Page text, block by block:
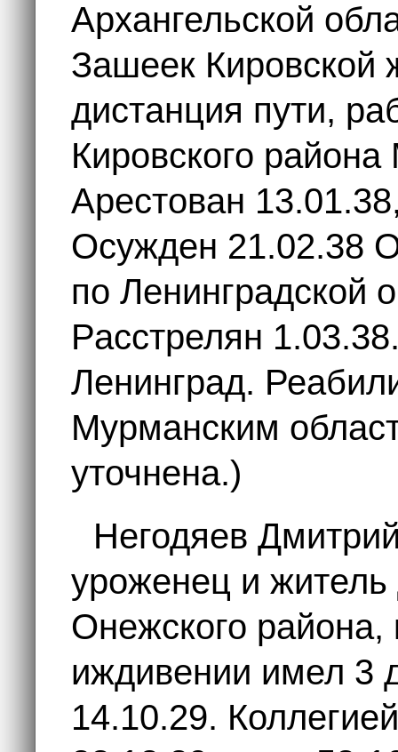
(17)
(40)
Карбатовское (9)
Кенозеро (9)
Кожозеро (2)
Коргозеро (0)
Курусское (0)
Архангельской
Зашеек Кировской
дистанция пути,
Кировского
Арестован
Осужден 21.02.38
по Ленинградской
Расстрелян
Ленинград.
Мурманским
уточнена.)
Негодяев
уроженец и
Онежского района,
иждивении имел 3
14.10.29.